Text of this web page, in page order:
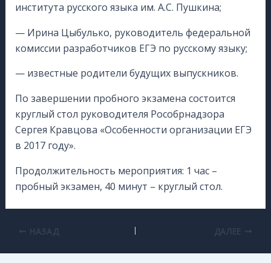
института русского языка им. А.С. Пушкина;
— Ирина Цыбулько, руководитель федеральной
комиссии разработчиков ЕГЭ по русскому языку;
— известные родители будущих выпускников.
По завершении пробного экзамена состоится
круглый стол руководителя Рособрнадзора
Сергея Кравцова «Особенности организации ЕГЭ
в 2017 году».
Продолжительность мероприятия: 1 час –
пробный экзамен, 40 минут – круглый стол.
НАЗАД ДАЛЕЕ